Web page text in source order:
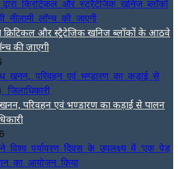
क्रिटिकल और स्ट्रैटेजिक खनिज ब्लॉकों के आठवे
की जाएगी
परिवहन एवं भण्डारण का कड़ाई से पालन